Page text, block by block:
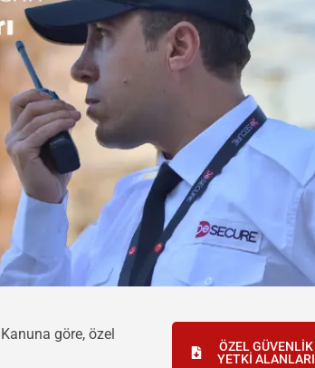
göre, özel
ÖZEL GÜVENLİK
YETKİ ALANLARI